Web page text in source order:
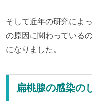
そして近年の研究によ
の原因に関わっている
になりました。
扁桃腺の感染の